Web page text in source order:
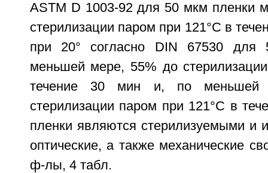
ASTM D 1003-92 для 50 мкм пленки
стерилизации паром при 121°С в
при 20° согласно DIN 67530
меньшей мере, 55% до
течение 30 мин и, по меньшей
стерилизации паром при 121°С в
пленки являются стерилизуемыми и
оптические, а также механические
ф-лы, 4 табл.